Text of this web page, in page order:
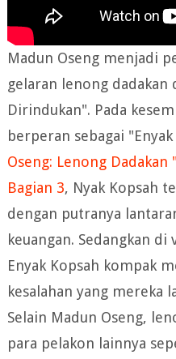
Madun Oseng menjadi
gelaran lenong dadakan
Dirindukan". Pada
berperan sebagai
Oseng: Lenong
Bagian 3, Nyak Kopsah
dengan putranya
keuangan. Sedangkan
Enyak Kopsah kompak
kesalahan yang mereka
Selain Madun Oseng,
para pelakon lainnya